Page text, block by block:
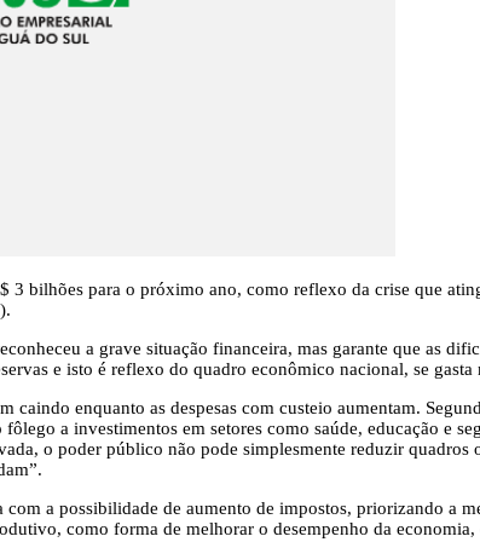
3 bilhões para o próximo ano, como reflexo da crise que
a grave situação financeira, mas garante que as
e isto é reflexo do quadro econômico nacional, se
caindo enquanto as despesas com custeio aumentam.
a investimentos em setores como saúde, educação e
o poder público não pode simplesmente reduzir quadros
a possibilidade de aumento de impostos, priorizando a
como forma de melhorar o desempenho da